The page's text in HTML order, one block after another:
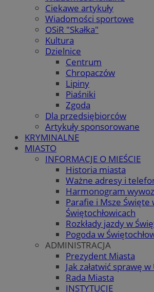
Ciekawe artykuły
Wiadomości sportowe
OSiR "Skałka"
Kultura
Dzielnice
Centrum
Chropaczów
Lipiny
Piaśniki
Zgoda
Dla przedsiębiorców
Artykuły sponsorowane
KRYMINALNE
MIASTO
INFORMACJE O MIEŚCIE
Historia miasta
Ważne adresy i
Harmonogram
Parafie i Msze Święte
Świętochłowicach
Rozkłady jazdy w
Pogoda w
ADMINISTRACJA
Prezydent Miasta
Jak załatwić sprawę
Rada Miasta
INSTYTUCJE